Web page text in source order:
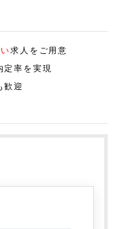
求人をご用意
定率を実現
歓迎